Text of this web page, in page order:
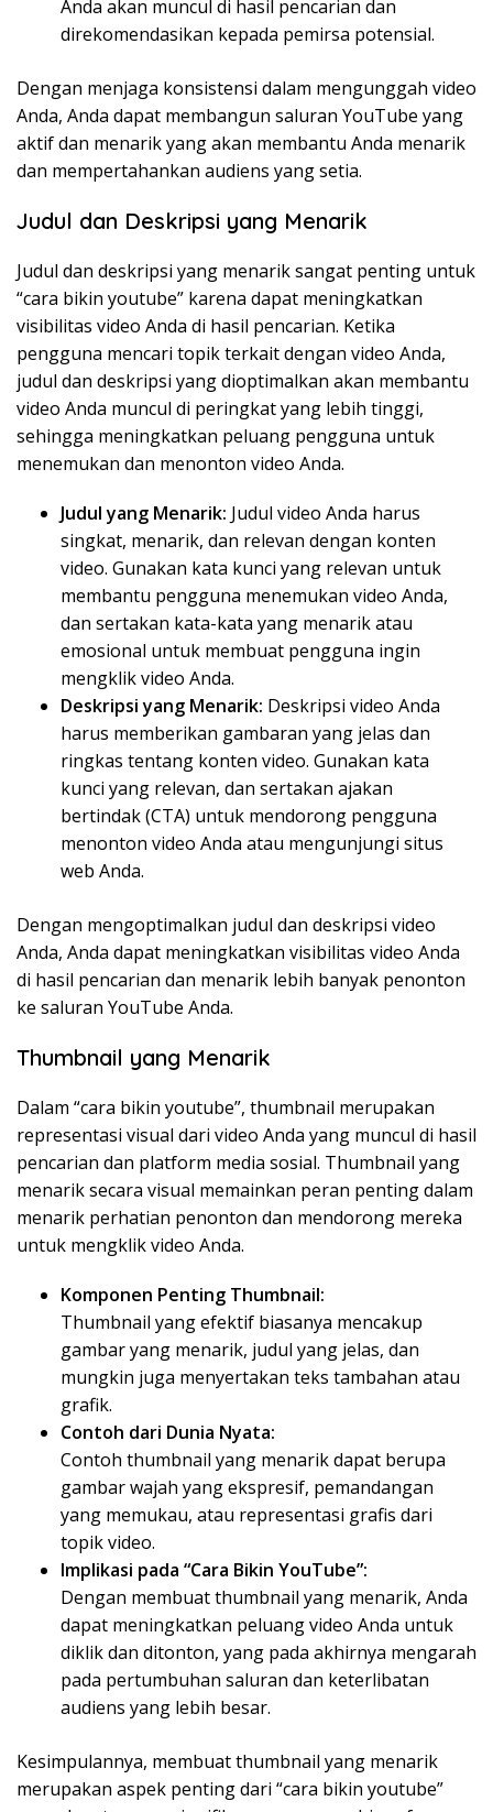
Anda akan muncul di hasil pencarian dan
direkomendasikan kepada pemirsa potensial.
Dengan menjaga konsistensi dalam mengunggah video
Anda, Anda dapat membangun saluran YouTube yang
aktif dan menarik yang akan membantu Anda menarik
dan mempertahankan audiens yang setia.
Judul dan Deskripsi yang Menarik
Judul dan deskripsi yang menarik sangat penting untuk
“cara bikin youtube” karena dapat meningkatkan
visibilitas video Anda di hasil pencarian. Ketika
pengguna mencari topik terkait dengan video Anda,
judul dan deskripsi yang dioptimalkan akan membantu
video Anda muncul di peringkat yang lebih tinggi,
sehingga meningkatkan peluang pengguna untuk
menemukan dan menonton video Anda.
Judul yang Menarik: Judul video Anda harus
singkat, menarik, dan relevan dengan konten
video. Gunakan kata kunci yang relevan untuk
membantu pengguna menemukan video Anda,
dan sertakan kata-kata yang menarik atau
emosional untuk membuat pengguna ingin
mengklik video Anda.
Deskripsi yang Menarik: Deskripsi video Anda
harus memberikan gambaran yang jelas dan
ringkas tentang konten video. Gunakan kata
kunci yang relevan, dan sertakan ajakan
bertindak (CTA) untuk mendorong pengguna
menonton video Anda atau mengunjungi situs
web Anda.
Dengan mengoptimalkan judul dan deskripsi video
Anda, Anda dapat meningkatkan visibilitas video Anda
di hasil pencarian dan menarik lebih banyak penonton
ke saluran YouTube Anda.
Thumbnail yang Menarik
Dalam “cara bikin youtube”, thumbnail merupakan
representasi visual dari video Anda yang muncul di hasil
pencarian dan platform media sosial. Thumbnail yang
menarik secara visual memainkan peran penting dalam
menarik perhatian penonton dan mendorong mereka
untuk mengklik video Anda.
Komponen Penting Thumbnail:
Thumbnail yang efektif biasanya mencakup
gambar yang menarik, judul yang jelas, dan
mungkin juga menyertakan teks tambahan atau
grafik.
Contoh dari Dunia Nyata:
Contoh thumbnail yang menarik dapat berupa
gambar wajah yang ekspresif, pemandangan
yang memukau, atau representasi grafis dari
topik video.
Implikasi pada “Cara Bikin YouTube”:
Dengan membuat thumbnail yang menarik, Anda
dapat meningkatkan peluang video Anda untuk
diklik dan ditonton, yang pada akhirnya mengarah
pada pertumbuhan saluran dan keterlibatan
audiens yang lebih besar.
Kesimpulannya, membuat thumbnail yang menarik
merupakan aspek penting dari “cara bikin youtube”